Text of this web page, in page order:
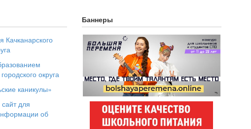
Качканарского
округа
каникулы»
для
об
Баннеры